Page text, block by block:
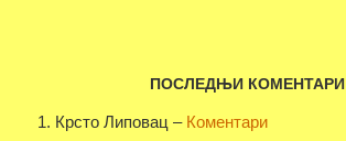
ПОСЛЕДЊИ КОМЕНТАРИ
Крсто Липовац – Коментари